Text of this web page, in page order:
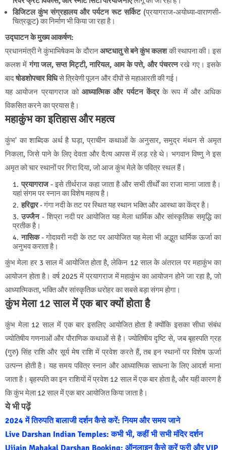
डिजिटल कुंभ संग्रहालय और पर्यटन रूट सर्किट(प्रयागराज-अयोध्या-वाराणसी-
चित्रकूट) का निर्माण भी किया जा रहा है।
उद्घाटन के मुख्य आकर्षण:
प्रधानमंत्री ने कुंभाभिषेकम के दौरानअष्टधातु से बने कुंभ कलशकी स्थापना की। इस
कलश मेंगंगा जल, सप्त मिट्टी, नारियल, आम के पत्ते, और पंचरत्नरखे गए। इसके
बादषोडशोपचार विधिसे त्रिवेणी पूजन और दीपों से महाआरती की गई।
यह आयोजन प्रयागराज को आध्यात्मिक और पर्यटन केंद्रके रूप में और अधिक
विकसित करने का प्रयास है।
महाकुंभ का इतिहास और महत्व
कुंभ' का शाब्दिक अर्थ है घड़ा, प्राचीन कथाओं के अनुसार, समुद्र मंथन से अमृत
निकला, जिसे पाने के लिए देवता और दैत्य आपस में लड़ रहे थे। भगवान विष्णु ने इस
अमृत को चार स्थानों पर गिरा दिया, जो आज कुंभ मेले के पवित्र स्थल हैं।
प्रयागराज- इसे तीर्थराज कहा जाता है और सभी तीर्थों का राजा माना जाता है।
यहां संगम पर स्नान का विशेष महत्व है।
हरिद्वार- गंगा नदी के तट पर स्थित यह स्थान भक्ति और आस्था का केंद्र है।
उज्जैन- शिप्रा नदी पर आयोजित यह मेला धार्मिक और सांस्कृतिक समृद्धि का
प्रतीक है।
नासिक- गोदावरी नदी के तट पर आयोजित यह मेला भी अद्भुत धार्मिक ऊर्जा का
अनुभव कराता है।
कुंभ मेला हर 3 साल में आयोजित होता है, लेकिन 12 साल के अंतराल पर महाकुंभ का
आयोजन होता है। वर्ष 2025 में प्रयागराज में महाकुंभ का आयोजन होने जा रहा है, जो
आध्यात्मिकता, भक्ति और सांस्कृतिक धरोहर का सबसे बड़ा संगम होगा।
कुंभ मेला 12 साल में एक बार क्यों होता है
कुंभ मेला 12 साल में एक बार इसलिए आयोजित होता है क्योंकि इसका सीधा संबंध
ज्योतिषीय गणनाओं और पौराणिक कथाओं से है। ज्योतिषीय दृष्टि से, जब बृहस्पति ग्रह
(गुरु) सिंह राशि और सूर्य मेष राशि में प्रवेश करते हैं, तब इन स्थानों पर विशेष ऊर्जा
उत्पन्न होती है। यह समय पवित्र स्नान और आध्यात्मिक साधना के लिए आदर्श माना
जाता है। बृहस्पति का इन राशियों में प्रवेश 12 साल में एक बार होता है, और यही कारण है
कि कुंभ मेला 12 साल में एक बार आयोजित किया जाता है।
ये भी पढ़ें
2024 में तिरुपति बालाजी दर्शन कैसे करें: नियम और समय जाने
Live Darshan Indian Temples: कभी भी, कहीं भी सभी मंदिर दर्शन
Ujjain Mahakal Darshan Booking: ऑनलाइन कैसे करें फ्री और VIP